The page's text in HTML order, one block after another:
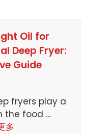
Oil for
Deep Fryer:
Guide
fryers play a
the food …
多